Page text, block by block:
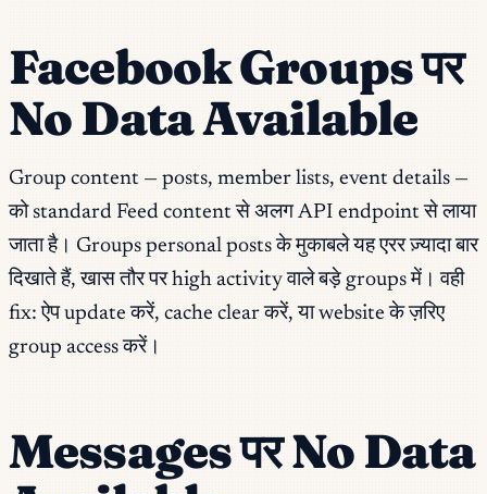
Facebook Groups पर
No Data Available
Group content — posts, member lists, event details —
को standard Feed content से अलग API endpoint से लाया
जाता है। Groups personal posts के मुकाबले यह एरर ज़्यादा बार
दिखाते हैं, खास तौर पर high activity वाले बड़े groups में। वही
fix: ऐप update करें, cache clear करें, या website के ज़रिए
group access करें।
Messages पर No Data